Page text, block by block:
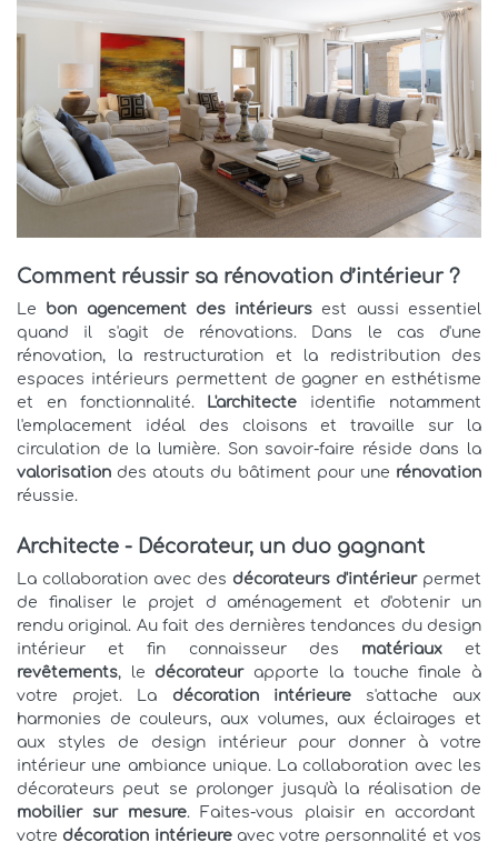
Comment réussir sa rénovation d’intérieur ?
Le bon agencement des intérieurs est aussi essentiel
quand il s'agit de rénovations. Dans le cas d'une
rénovation, la restructuration et la redistribution des
espaces intérieurs permettent de gagner en esthétisme
et en fonctionnalité. L'architecte identifie notamment
l'emplacement idéal des cloisons et travaille sur la
circulation de la lumière. Son savoir-faire réside dans la
valorisation des atouts du bâtiment pour une rénovation
réussie.
Architecte - Décorateur, un duo gagnant
La collaboration avec des décorateurs d'intérieur permet
de finaliser le projet d aménagement et d'obtenir un
rendu original. Au fait des dernières tendances du design
intérieur et fin connaisseur des matériauxet
revêtements, le décorateur apporte la touche finale à
votre projet. La décoration intérieures'attache aux
harmonies de couleurs, aux volumes, aux éclairages et
aux styles de design intérieur pour donner à votre
intérieur une ambiance unique. La collaboration avec les
décorateurs peut se prolonger jusqu'à la réalisation de
mobilier sur mesure. Faites-vous plaisir en accordant
votre décoration intérieureavec votre personnalité et vos